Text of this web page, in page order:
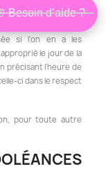
la veille de la
si l'on en a les
le jour de la
précisant l'heure de
ci dans le respect
pour toute autre
Besoin d’aide ?
×
aider à choisir les
adaptées à votre
lien avec le défunt et à
choisir seul